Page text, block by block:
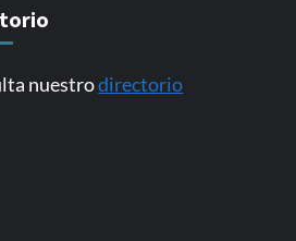
nuestrodirectorio